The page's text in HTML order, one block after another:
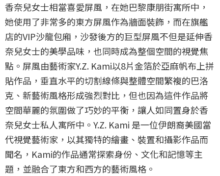
香奈兒女士相當喜愛屏風，在她巴黎康朋街寓所中，
她使用了非常多的東方屏風作為牆面裝飾，而在旗艦
店的VIP沙龍包廂，沙發後方的巨型屏風不但是延伸香
奈兒女士的美學品味，也同時成為整個空間的視覺焦
點。屏風由藝術家Y.Z. Kami以8片金箔於亞麻帆布上拼
貼作品，垂直水平的切割線條與整體空間繁複的巴洛
克、新藝術風格形成強烈對比，但也因為這件作品將
空間華麗的氛圍做了巧妙的平衡，讓人如同置身於香
奈兒女士私人寓所中。Y.Z. Kami 是一位伊朗裔美國當
代視覺藝術家，以其獨特的繪畫、裝置和攝影作品而
聞名，Kami的作品通常探索身份、文化和記憶等主
題，並融合了東方和西方的藝術風格。